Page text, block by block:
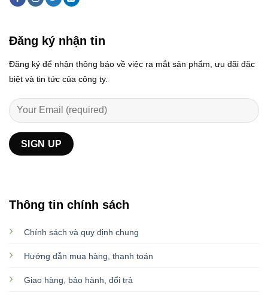
Thông tin chính sách
Chính sách và quy định chung
Hướng dẫn mua hàng, thanh toán
Giao hàng, bảo hành, đổi trả
Đăng ký nhận tin
Đăng ký để nhận thông báo về việc ra mắt sản phẩm, ưu đãi đặc
biệt và tin tức của công ty.